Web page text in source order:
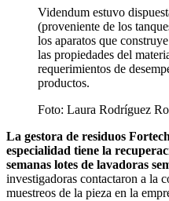
Videndum estuvo
(proveniente de los
los aparatos que
las propiedades del
requerimientos de
productos.
Foto: Laura Rodríguez
La gestora de residuos
especialidad tiene la
semanas lotes de lavadoras
investigadoras contactaron a la
muestreos de la pieza en la